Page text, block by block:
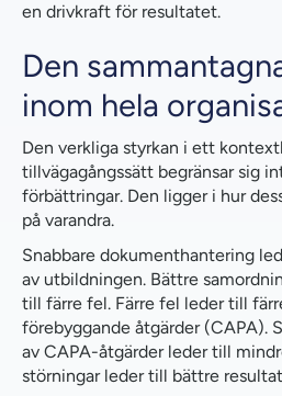
en drivkraft för resultatet.
Den
inom hela
Den verkliga styrkan i ett
tillvägagångssätt begränsar sig
förbättringar. Den ligger i hur
på varandra.
Snabbare dokumenthantering
av utbildningen. Bättre
till färre fel. Färre fel leder till
förebyggande åtgärder (CAPA).
av CAPA-åtgärder leder till
störningar leder till bättre